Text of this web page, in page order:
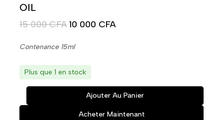
OIL
15 000CFA 10 000 CFA
Contenance 15ml
Plus que 1 en stock
Ajouter Au Panier
Acheter Maintenant